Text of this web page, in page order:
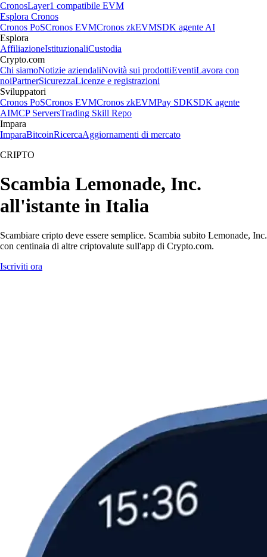
CronosLayer1 compatibile EVM
Esplora Cronos
Cronos PoSCronos EVMCronos zkEVMSDK agente AI
Esplora
AffiliazioneIstituzionaliCustodia
Crypto.com
Chi siamoNotizie aziendaliNovità sui prodottiEventiLavora con
noiPartnerSicurezzaLicenze e registrazioni
Sviluppatori
Cronos PoSCronos EVMCronos zkEVMPay SDKSDK agente
AIMCP ServersTrading Skill Repo
Impara
ImparaBitcoinRicercaAggiornamenti di mercato
CRIPTO
Scambia Lemonade, Inc.
all'istante in Italia
Scambiare cripto deve essere semplice. Scambia subito Lemonade, Inc.
con centinaia di altre criptovalute sull'app di Crypto.com.
Iscriviti ora